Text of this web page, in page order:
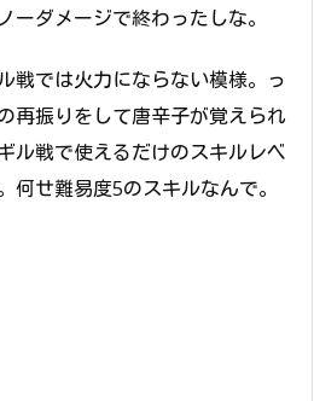
ーダメージで終わったしな。
戦では火力にならない模様。っ
再振りをして唐辛子が覚えられ
ル戦で使えるだけのスキルレベ
何せ難易度5のスキルなんで。